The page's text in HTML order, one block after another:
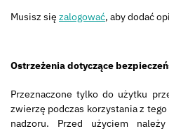
Musisz się zalogować, aby dodać
Ostrzeżenia dotyczące
Przeznaczone tylko do użytku
zwierzę podczas korzystania z
nadzoru. Przed użyciem